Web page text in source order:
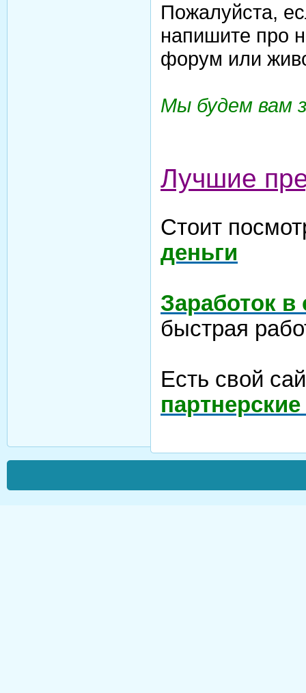
Пожалуйста,
напишите про
форум или
Мы будем вам
Лучшие
Стоит
деньги
Заработок в
быстрая
Есть свой